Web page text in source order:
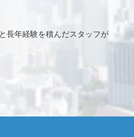
長年経験を積んだスタッフが